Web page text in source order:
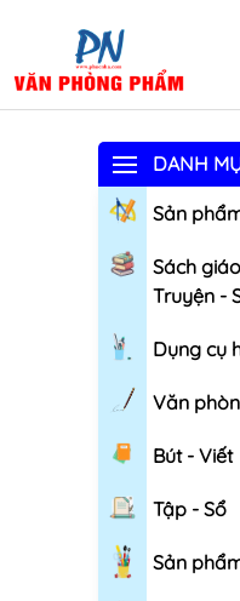
DANH
Sản
Sách
Truyện -
Dụng cụ
Văn
Bút - Viết
Tập - Sổ
Sản